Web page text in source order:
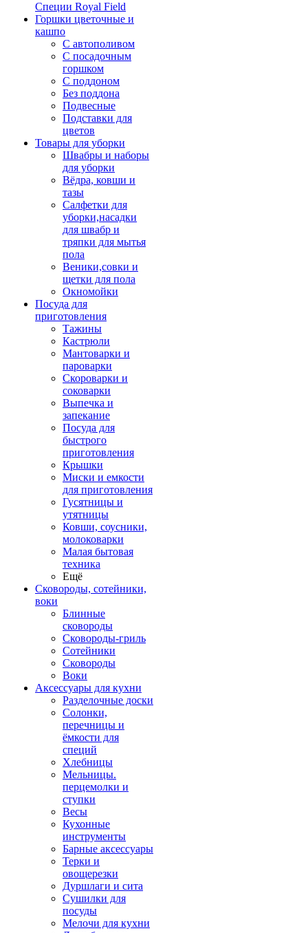
Специи Royal Field
Горшки цветочные и
кашпо
С автополивом
С посадочным
горшком
С поддоном
Без поддона
Подвесные
Подставки для
цветов
Товары для уборки
Швабры и наборы
для уборки
Вёдра, ковши и
тазы
Салфетки для
уборки,насадки
для швабр и
тряпки для мытья
пола
Веники,совки и
щетки для пола
Окномойки
Посуда для
приготовления
Тажины
Кастрюли
Мантоварки и
пароварки
Скороварки и
соковарки
Выпечка и
запекание
Посуда для
быстрого
приготовления
Крышки
Миски и емкости
для приготовления
Гусятницы и
утятницы
Ковши, соусники,
молоковарки
Малая бытовая
техника
Ещё
Сковороды, сотейники,
воки
Блинные
сковороды
Сковороды-гриль
Сотейники
Сковороды
Воки
Аксессуары для кухни
Разделочные доски
Солонки,
перечницы и
ёмкости для
специй
Хлебницы
Мельницы.
перцемолки и
ступки
Весы
Кухонные
инструменты
Барные аксессуары
Терки и
овощерезки
Дуршлаги и сита
Сушилки для
посуды
Мелочи для кухни